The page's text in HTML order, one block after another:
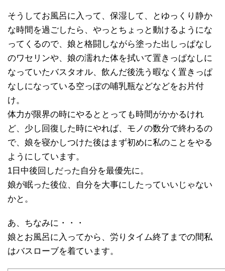
そうしてお風呂に入って、保湿して、とゆっくり静か
な時間を過ごしたら、やっとちょっと動けるようにな
ってくるので、娘と格闘しながら塗った出しっぱなし
のワセリンや、娘の濡れた体を拭いて置きっぱなしに
なっていたバスタオル、飲んだ後洗う暇なく置きっぱ
なしになっている空っぽの哺乳瓶などなどをお片付
け。
体力が限界の時にやるととっても時間がかかるけれ
ど、少し回復した時にやれば、モノの数分で終わるの
で、娘を寝かしつけた後はまず初めに私のことをやる
ようにしています。
1日中後回しだった自分を最優先に。
娘が眠った後位、自分を大事にしたっていいじゃない
かと。
あ、ちなみに・・・
娘とお風呂に入ってから、労りタイム終了までの間私
はバスローブを着ています。